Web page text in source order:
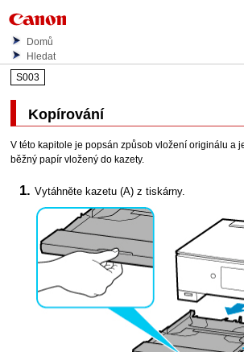
Domů
Hledat
S003
Kopírování
V této kapitole je popsán způsob vložení originálu a
běžný papír vložený do kazety.
Vytáhněte kazetu (A) ztiskárny.